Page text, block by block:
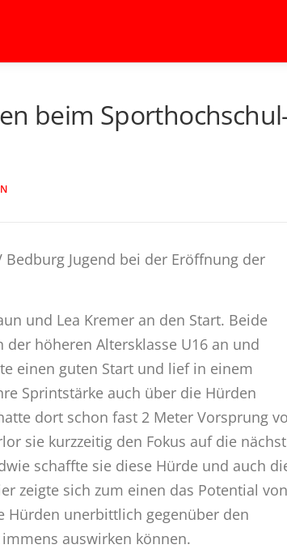
beim
Jugend bei der Eröffnung der
und Lea Kremer an den Start. Beide
höheren Altersklasse U16 an und
einen guten Start und lief in einem
Sprintstärke auch über die Hürden
dort schon fast 2 Meter Vorsprung
sie kurzzeitig den Fokus auf die
schaffte sie diese Hürde und auch
zeigte sich zum einen das Potential von
Hürden unerbittlich gegenüber den
auswirken können.